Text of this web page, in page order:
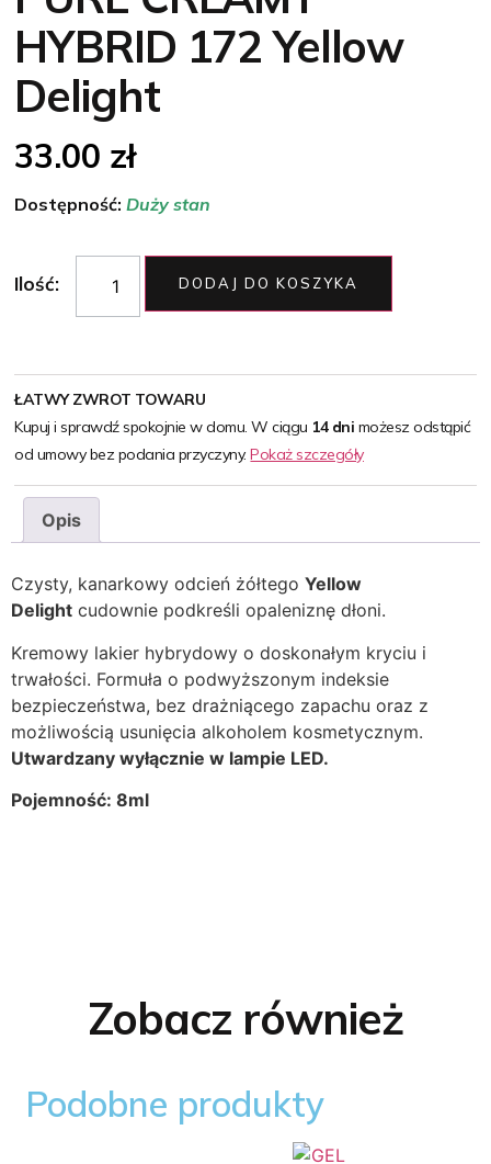
HYBRID 172 Yellow
Delight
33.00 zł
Dostępność:Duży stan
Ilość: DODAJ DO KOSZYKA
ŁATWY ZWROT TOWARU
Kupuj i sprawdź spokojnie w domu. W ciągu 14 dni możesz odstąpić
od umowy bez podania przyczyny.Pokaż szczegóły
Opis
Czysty, kanarkowy odcień żółtego Yellow
Delight cudownie podkreśli opaleniznę dłoni.
Kremowy lakier hybrydowy o doskonałym kryciu i
trwałości. Formuła o podwyższonym indeksie
bezpieczeństwa, bez drażniącego zapachu oraz z
możliwością usunięcia alkoholem kosmetycznym.
Utwardzany wyłącznie w lampie LED.
Pojemność: 8ml
Zobacz również
Podobne produkty